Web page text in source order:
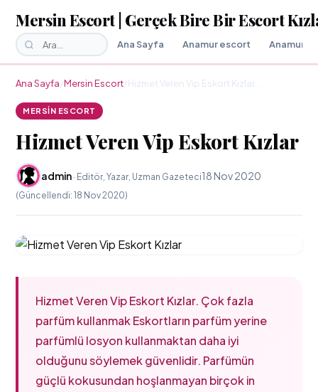
Mersin Escort | Gerçek Bire Bir Escort
Ana Sayfa Anamur escort Anamur
Ana Sayfa/Mersin Escort/Hizmet Veren Vip Eskort Kızlar…
MERSIN ESCORT
Hizmet Veren Vip Eskort Kızlar
admin · Editör, Yazar, Uzman Gazeteci18 Nov 2020
(Güncellendi: 18 Nov 2020)
Hizmet Veren Vip Eskort Kızlar. Çok fazla
parfüm kullanmak Eskortların parfüm yerine
parfümlü losyon kullanmaktan daha iyi
olduğunu söylemek güvenlidir. Parfümün
güçlü kokusundan hoşlanmayan birçok in